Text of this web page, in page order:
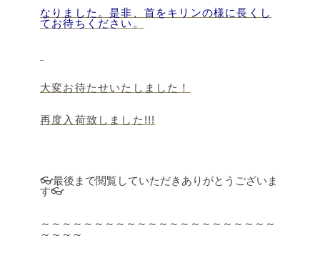
なりました。是非、首をキリンの様に長くし
てお待ちください。
大変お待たせいたしました！
再度入荷致しました!!!
👓最後まで閲覧していただきありがとうございま
す👓
～～～～～～～～～～～～～～～～～～～～～～
～～～～